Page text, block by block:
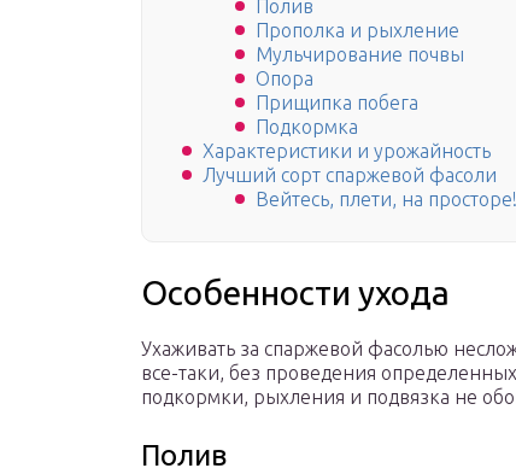
Полив
Прополка и рыхление
Мульчирование почвы
Опора
Прищипка побега
Подкормка
Характеристики и урожайность
Лучший сорт спаржевой фасоли
Вейтесь, плети, на просторе!
Особенности ухода
Ухаживать за спаржевой фасолью
все-таки, без проведения
подкормки, рыхления и подвязка не
Полив